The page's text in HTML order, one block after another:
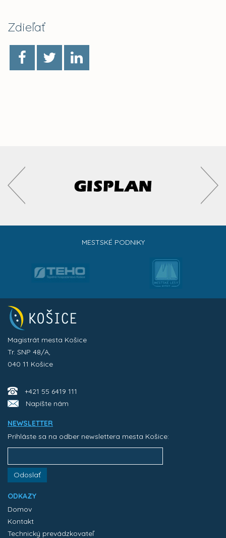
Zdieľať
MESTSKÉ PODNIKY
Magistrát mesta Košice
Tr. SNP 48/A,
040 11 Košice
+421 55 6419 111
Napíšte nám
NEWSLETTER
Prihláste sa na odber newslettera mesta Košice:
Odoslať
ODKAZY
Domov
Kontakt
Technický prevádzkovateľ